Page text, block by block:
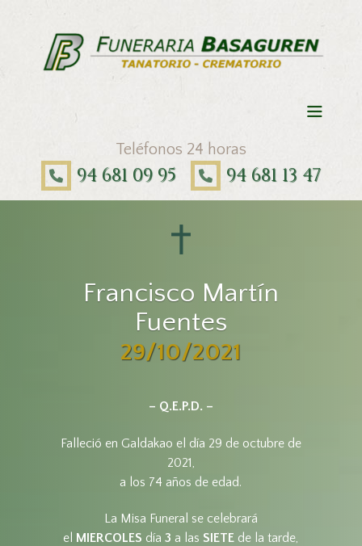
Teléfonos 24 horas
94 681 09 95 94 681 13 47
Francisco Martín
Fuentes
29/10/2021
– Q.E.P.D. –
Falleció en Galdakao el día 29 de octubre de
2021,
a los 74 años de edad.
La Misa Funeral se celebrará
el MIERCOLES día3 a las SIETE de la tarde,